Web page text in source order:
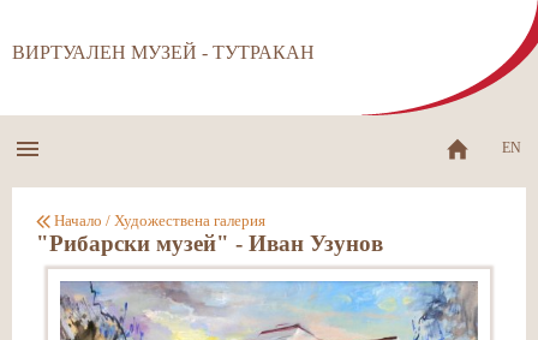
ВИРТУАЛЕН МУЗЕЙ - ТУТРАКАН
EN
Начало / Художествена галерия
"Рибарски музей" - Иван Узунов